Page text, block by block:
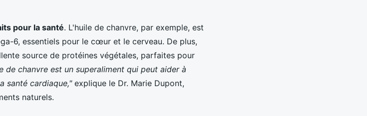
pour la santé. L'huile de chanvre, par exemple, est
6, essentiels pour le cœur et le cerveau. De plus,
source de protéines végétales, parfaites pour
de chanvre est un superaliment qui peut aider à
santé cardiaque,"explique le Dr. Marie Dupont,
naturels.